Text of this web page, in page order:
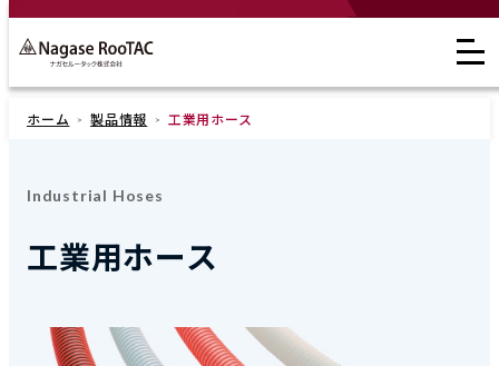
ホーム 製品情報 工業用ホース
Industrial Hoses
工業用ホース